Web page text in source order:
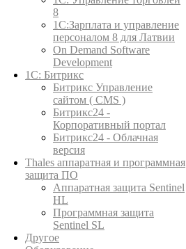
8
1С:Зарплата и управление
персоналом 8 для Латвии
On Demand Software
Development
1С: Битрикс
Битрикс Управление
сайтом ( CMS )
Битрикс24 -
Корпоративный портал
Битрикс24 - Облачная
версия
Thales аппаратная и программная
защита ПО
Аппаратная защита Sentinel
HL
Программная защита
Sentinel SL
Другое